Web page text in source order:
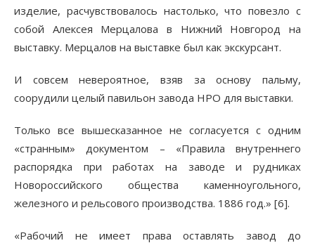
изделие, расчувствовалось настолько, что повезло с
собой Алексея Мерцалова в Нижний Новгород на
выставку. Мерцалов на выставке был как экскурсант.
И совсем невероятное, взяв за основу пальму,
соорудили целый павильон завода НРО для выставки.
Только все вышесказанное не согласуется с одним
«странным» документом – «Правила внутреннего
распорядка при работах на заводе и рудниках
Новороссийского общества каменноугольного,
железного и рельсового производства. 1886 год.» [6].
«Рабочий не имеет права оставлять завод до